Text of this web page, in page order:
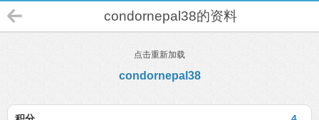
condornepal38的资料
点击重新加载
condornepal38